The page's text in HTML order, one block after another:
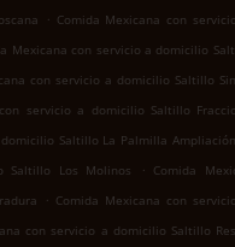
. Comida Mexicana con
Mexicana con servicio a domicilio
con servicio a domicilio Saltillo
servicio a domicilio Saltillo
Saltillo La Palmilla Ampliación
Saltillo Los Molinos
. Comida
. Comida Mexicana con
con servicio a domicilio Saltillo